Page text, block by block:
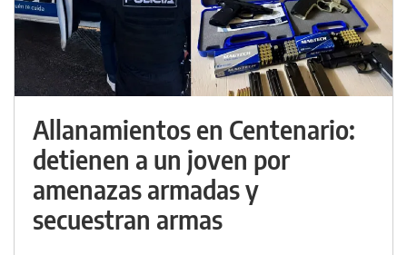
Allanamientos en Centenario:
detienen a un joven por
amenazas armadas y
secuestran armas